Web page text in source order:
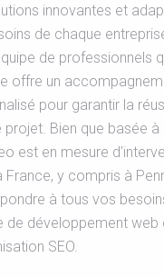
innovantes et
de chaque
de professionnels
offre un
pour garantir la
projet. Bien que basée à
est en mesure
France, y compris à
à tous vos
de développement web
SEO.